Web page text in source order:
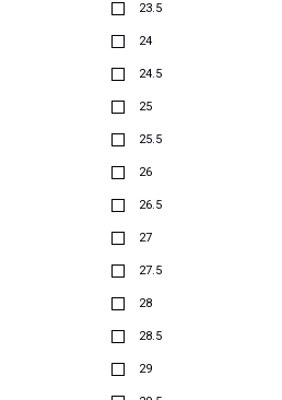
23.5
24
24.5
25
25.5
26
26.5
27
27.5
28
28.5
29